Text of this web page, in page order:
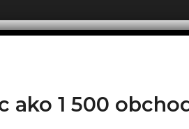
ako 1 500